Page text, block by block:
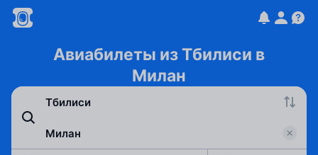
Авиабилеты из Тбилиси в
Милан